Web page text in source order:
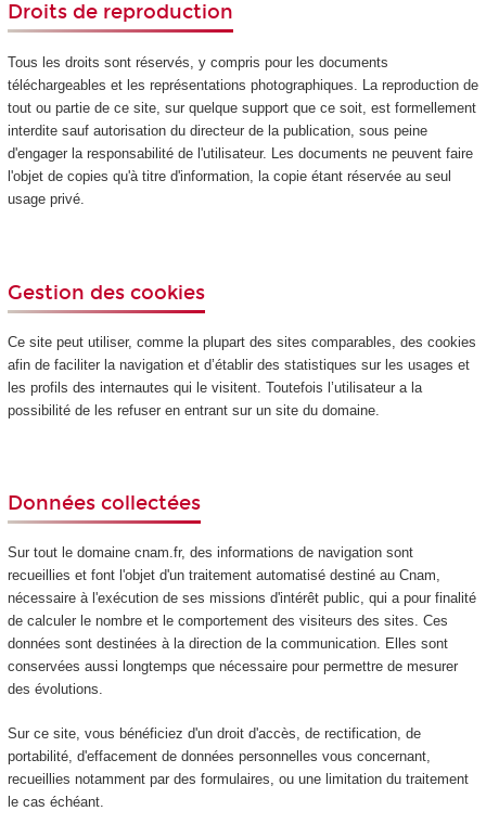
Droits de reproduction
Tous les droits sont réservés, y compris pour les documents
téléchargeables et les représentations photographiques. La reproduction de
tout ou partie de ce site, sur quelque support que ce soit, est formellement
interdite sauf autorisation du directeur de la publication, sous peine
d'engager la responsabilité de l'utilisateur. Les documents ne peuvent faire
l'objet de copies qu'à titre d'information, la copie étant réservée au seul
usage privé.
Gestion des cookies
Ce site peut utiliser, comme la plupart des sites comparables, des cookies
afin de faciliter la navigation et d’établir des statistiques sur les usages et
les profils des internautes qui le visitent. Toutefois l’utilisateur a la
possibilité de les refuser en entrant sur un site du domaine.
Données collectées
Sur tout le domaine cnam.fr, des informations de navigation sont
recueillies et font l'objet d'un traitement automatisé destiné au Cnam,
nécessaire à l'exécution de ses missions d'intérêt public, qui a pour finalité
de calculer le nombre et le comportement des visiteurs des sites. Ces
données sont destinées à la direction de la communication. Elles sont
conservées aussi longtemps que nécessaire pour permettre de mesurer
des évolutions.
Sur ce site, vous bénéficiez d'un droit d'accès, de rectification, de
portabilité, d'effacement de données personnelles vous concernant,
recueillies notamment par des formulaires, ou une limitation du traitement
le cas échéant.